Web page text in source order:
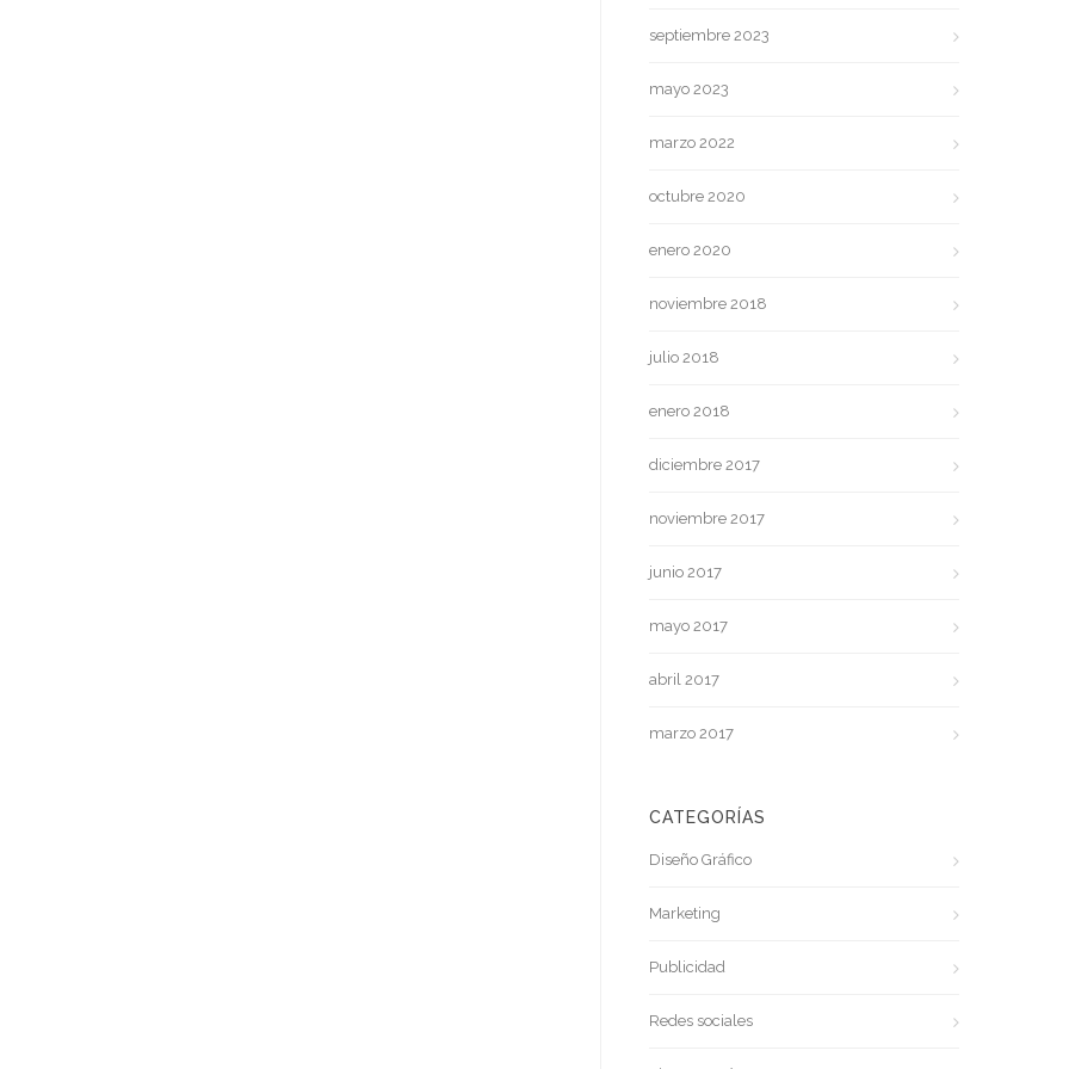
septiembre 2023
mayo 2023
marzo 2022
octubre 2020
enero 2020
noviembre 2018
julio 2018
enero 2018
diciembre 2017
noviembre 2017
junio 2017
mayo 2017
abril 2017
marzo 2017
CATEGORÍAS
Diseño Gráfico
Marketing
Publicidad
Redes sociales